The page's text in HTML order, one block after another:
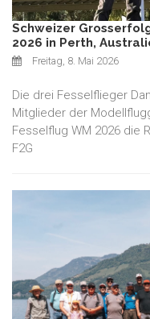
Schweizer
2026 in Perth,
Freitag, 8. Mai 2026
Die drei Fesselflieger
Mitglieder der
Fesselflug WM 2026 die
F2G